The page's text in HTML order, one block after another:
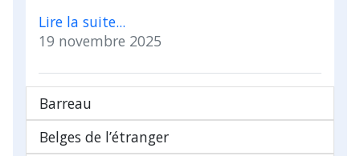
Lire la suite...
19 novembre 2025
Barreau
Belges de l’étranger